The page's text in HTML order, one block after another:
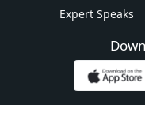
Expert Speaks